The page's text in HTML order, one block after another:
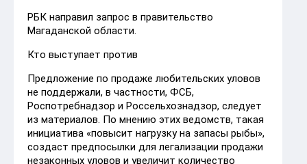
РБК направил запрос в правительство
Магаданской области.
Кто выступает против
Предложение по продаже любительских уловов
не поддержали, в частности, ФСБ,
Роспотребнадзор и Россельхознадзор, следует
из материалов. По мнению этих ведомств, такая
инициатива «повысит нагрузку на запасы рыбы»,
создаст предпосылки для легализации продажи
незаконных уловов и увеличит количество